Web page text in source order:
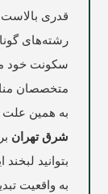
قدری
رشته‌های
سکونت خود
متخصصان
به همین علت
شرق تهران
بتوانید
به واقعیت